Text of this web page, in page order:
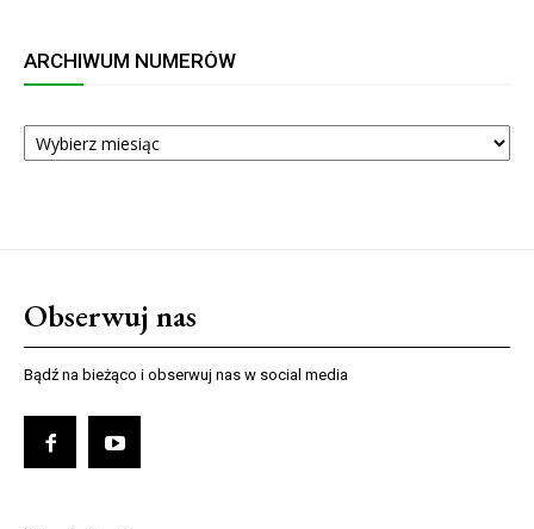
ARCHIWUM NUMERÓW
ARCHIWUM
NUMERÓW
Obserwuj nas
Bądź na bieżąco i obserwuj nas w social media